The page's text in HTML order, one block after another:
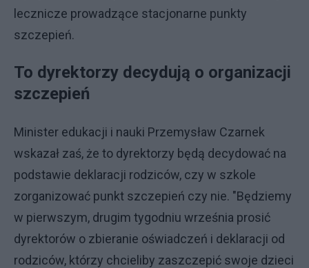
lecznicze prowadzące stacjonarne punkty
szczepień.
To dyrektorzy decydują o organizacji
szczepień
Minister edukacji i nauki Przemysław Czarnek
wskazał zaś, że to dyrektorzy będą decydować na
podstawie deklaracji rodziców, czy w szkole
zorganizować punkt szczepień czy nie. "Będziemy
w pierwszym, drugim tygodniu września prosić
dyrektorów o zbieranie oświadczeń i deklaracji od
rodziców, którzy chcieliby zaszczepić swoje dzieci